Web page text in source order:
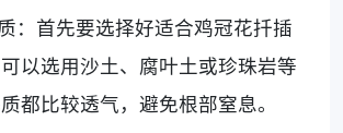
：首先要选择好适合鸡冠花扦插
以选用沙土、腐叶土或珍珠岩等
都比较透气，避免根部窒息。